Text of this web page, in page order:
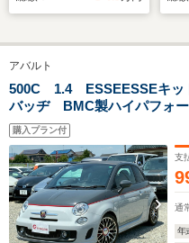
HID/Bluetooth接
続/ETC/EBD付ABS/横
滑り防止装置/アイド
リングストップ
ダ
ル
リ
アバルト
500C 1.4 ESSEESSEキ
バッヂ BMC製ハイパフォ
イパフォーマンス仕様コイ
ショックアブソーバー 17イ
購入プラン付
支
通
年